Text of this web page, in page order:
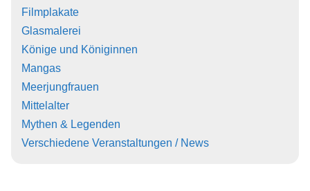
Filmplakate
Glasmalerei
Könige und Königinnen
Mangas
Meerjungfrauen
Mittelalter
Mythen & Legenden
Verschiedene Veranstaltungen / News